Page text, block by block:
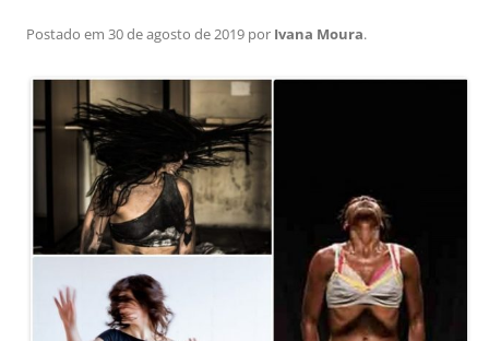
Postado em 30 de agosto de 2019 por Ivana Moura.